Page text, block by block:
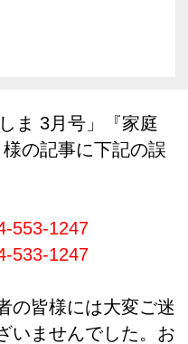
ま 3月号」『家庭
の記事に下記の誤
553-1247
533-1247
の皆様には大変ご迷
いませんでした。お